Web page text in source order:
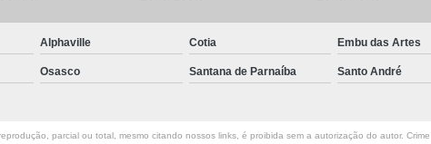
Alphaville Cotia Embu das Artes
Osasco Santana de Parnaíba Santo André
parcial ou total, mesmo citando nossos links, é proibida sem a autorização do autor.